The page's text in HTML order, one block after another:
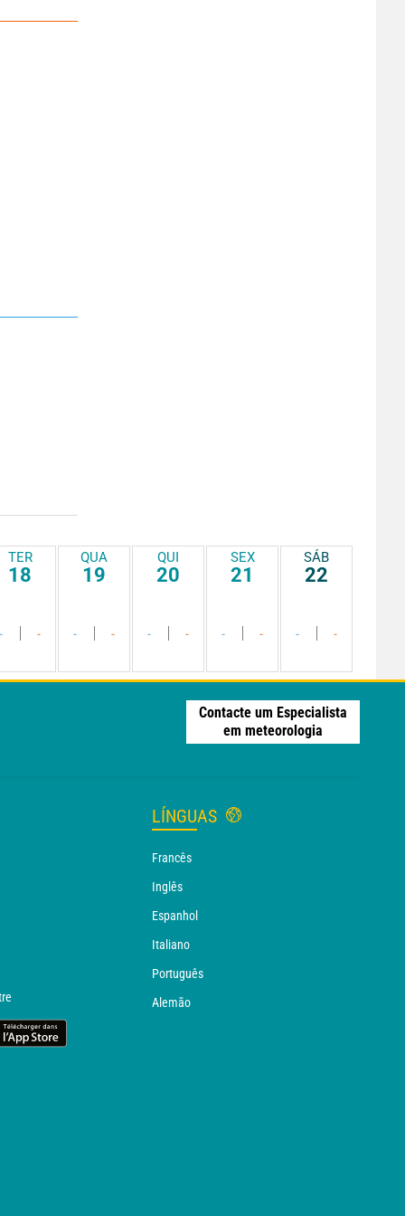
TER
18
-
QUA
19
- -
QUI
20
- -
SEX
21
- -
SÁB
22
- -
Contacte um Especialista
em meteorologia
LÍNGUAS
Francês
Inglês
Espanhol
Italiano
Português
Alemão